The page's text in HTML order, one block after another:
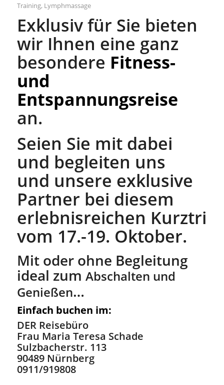
Training, Lymphmassage
Exklusiv für Sie bieten
wir Ihnen eine ganz
besondere Fitness-
und
Entspannungsreise
an.
Seien Sie mit dabei
und begleiten uns
und unsere exklusive
Partner bei diesem
erlebnisreichen Kurztrip
vom 17.-19. Oktober.
Mit oder ohne Begleitung
ideal zum Abschalten und
Genießen…
Einfach buchen im:
DER Reisebüro
Frau Maria Teresa Schade
Sulzbacherstr. 113
90489 Nürnberg
0911/919808